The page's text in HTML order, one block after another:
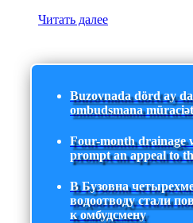
Читать далее
Buzovnada dörd ay
ombudsmana
Four-month drainage
prompt an appeal to
В Бузовна
водоотводу стали
к омбудсмену